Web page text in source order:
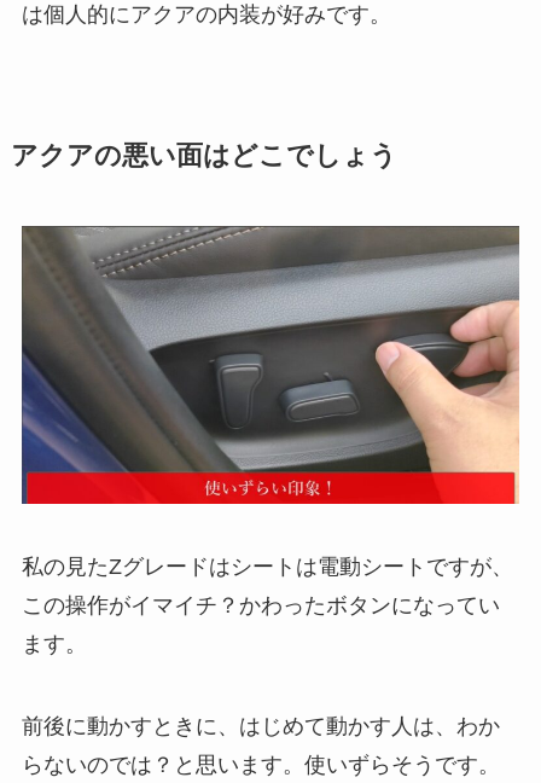
は個人的にアクアの内装が好みです。
アクアの悪い面はどこでしょう
私の見たZグレードはシートは電動シートですが、
この操作がイマイチ？かわったボタンになってい
ます。
前後に動かすときに、はじめて動かす人は、わか
らないのでは？と思います。使いずらそうです。